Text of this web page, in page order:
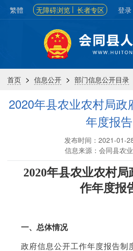
繁體 无障碍浏览 长者专区 登录
首页 > 信息公开 > 部门信息公开目录
2020年县农业农村局政
年度报告
发布时间：2021-01-
信息来源：会同县农
2020年县农业农村局
作年度报
一、总体情况
政府信息公开工作年度报告制